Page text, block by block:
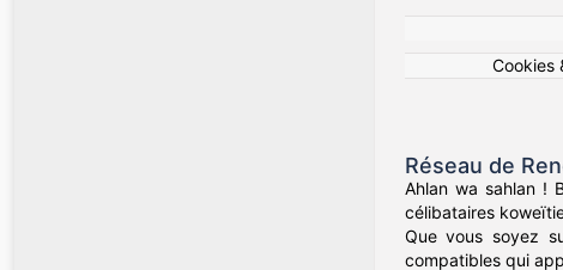
Cookies
Réseau de
Ahlan wa sahlan !
célibataires
Que vous soyez
compatibles qui